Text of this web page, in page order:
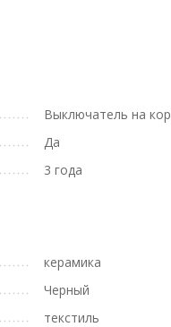
Выключатель на
Да
3 года
керамика
Черный
текстиль